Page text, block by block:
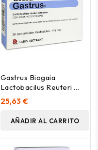
Gastrus Biogaia
Lactobacilus Reuteri 30
Comprimidos
25,63 €
AÑADIR AL CARRITO